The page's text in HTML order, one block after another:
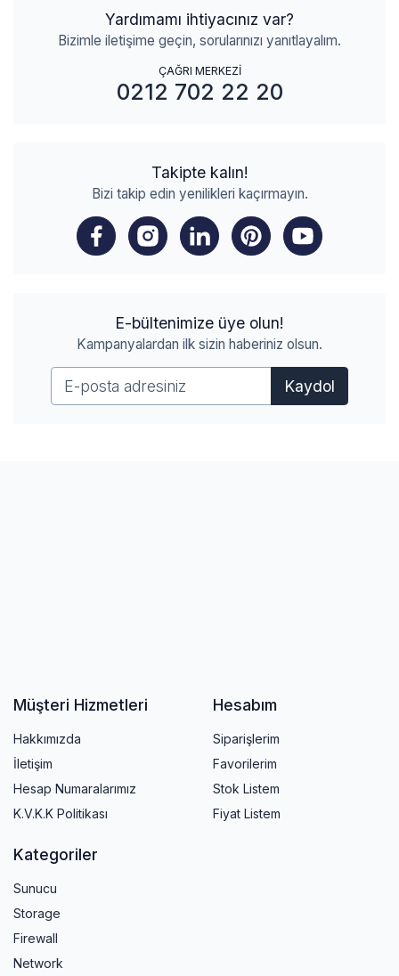
Yardımamı ihtiyacınız var?
Bizimle iletişime geçin, sorularınızı yanıtlayalım.
ÇAĞRI MERKEZİ
0212 702 22 20
Takipte kalın!
Bizi takip edin yenilikleri kaçırmayın.
E-bültenimize üye olun!
Kampanyalardan ilk sizin haberiniz olsun.
Kaydol
Müşteri Hizmetleri
Hakkımızda
İletişim
Hesap Numaralarımız
K.V.K.K Politikası
Hesabım
Siparişlerim
Favorilerim
Stok Listem
Fiyat Listem
Kategoriler
Sunucu
Storage
Firewall
Network